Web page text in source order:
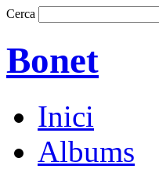
Cerca
Bonet
Inici
Albums